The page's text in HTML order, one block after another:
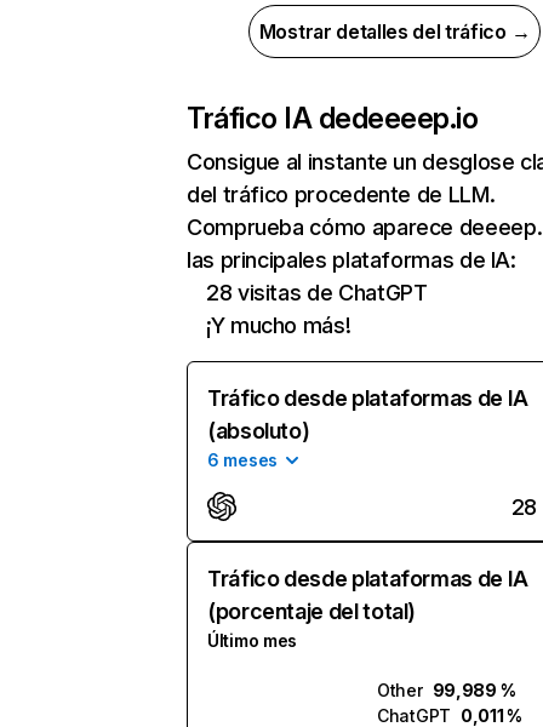
Mostrar detalles del tráfico →
Tráfico IA dedeeeep.io
Consigue al instante un desglose
del tráfico procedente de LLM.
Comprueba cómo aparece
las principales plataformas de IA:
28 visitas de ChatGPT
¡Y mucho más!
Tráfico desde plataformas de IA
(absoluto)
6 meses
28
Tráfico desde plataformas de IA
(porcentaje del total)
Último mes
Other 99,989 %
ChatGPT 0,011 %